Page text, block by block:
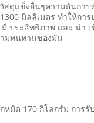
ดุแข็งอื่นๆความดันการ
มิลลิเมตร ทําให้ก
ประสิทธิภาพ และ น่า
มทนทานของมัน
มัด 170 กิโลกรัม การ